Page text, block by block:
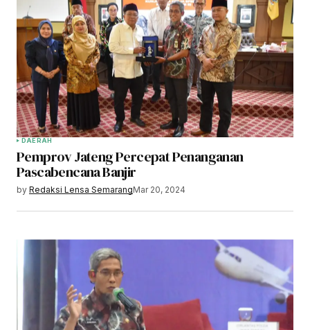
DAERAH
Pemprov Jateng Percepat Penanganan
Pascabencana Banjir
by Redaksi Lensa SemarangMar 20, 2024